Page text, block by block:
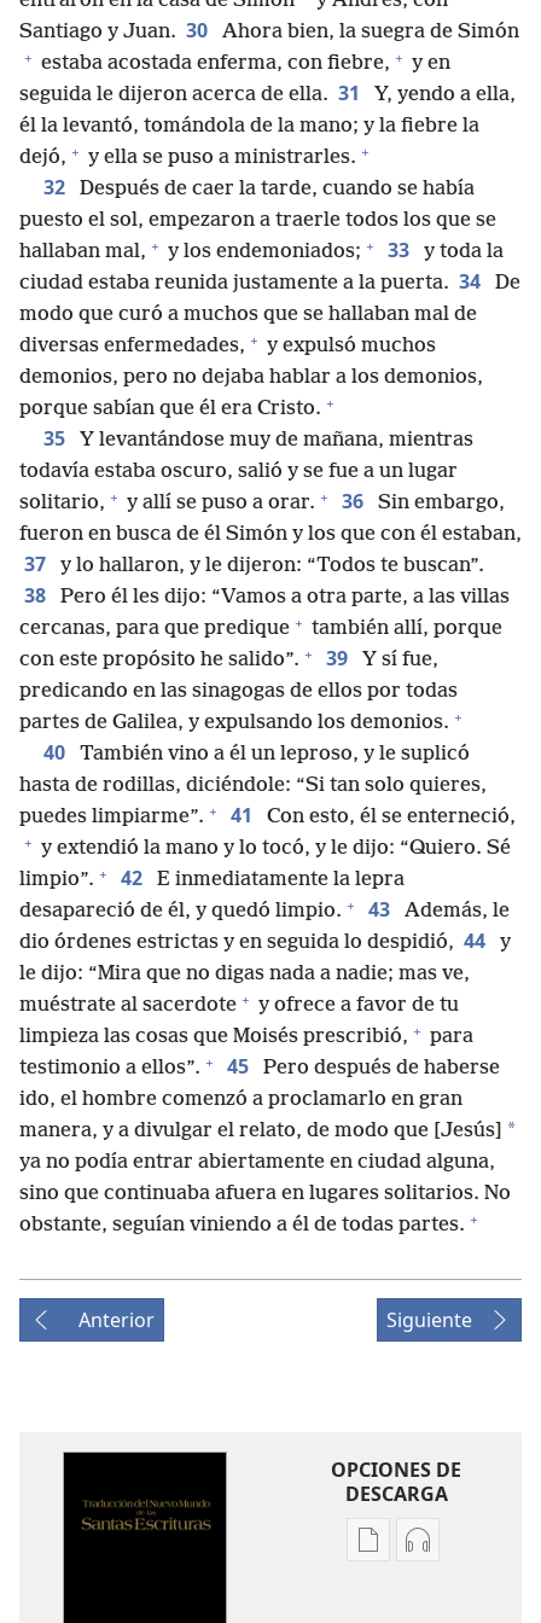
Santiago y Juan. 30 Ahora bien, la suegra de Simón
+ estaba acostada enferma, con fiebre, + y en
seguida le dijeron acerca de ella. 31
Y, yendo a ella,
él la levantó, tomándola de la mano; y la fiebre la
dejó, + y ella se puso a ministrarles. +
32
Después de caer la tarde, cuando se había
puesto el sol, empezaron a traerle todos los que se
hallaban mal, + y los endemoniados; + 33
y toda la
ciudad estaba reunida justamente a la puerta. 34
De
modo que curó a muchos que se hallaban mal de
diversas enfermedades, + y expulsó muchos
demonios, pero no dejaba hablar a los demonios,
porque sabían que él era Cristo. +
35
Y levantándose muy de mañana, mientras
todavía estaba oscuro, salió y se fue a un lugar
solitario, + y allí se puso a orar. + 36
Sin embargo,
fueron en busca de él Simón y los que con él estaban,
37 y lo hallaron, y le dijeron: “Todos te buscan”.
38
Pero él les dijo: “Vamos a otra parte, a las villas
cercanas, para que predique + también allí, porque
con este propósito he salido”. + 39
Y sí fue,
predicando en las sinagogas de ellos por todas
partes de Galilea, y expulsando los demonios. +
40
También vino a él un leproso, y le suplicó
hasta de rodillas, diciéndole: “Si tan solo quieres,
puedes limpiarme”. + 41 Con esto, él se enterneció,
+ y extendió la mano y lo tocó, y le dijo: “Quiero. Sé
limpio”. + 42
E inmediatamente la lepra
desapareció de él, y quedó limpio. + 43
Además, le
dio órdenes estrictas y en seguida lo despidió, 44
y
le dijo: “Mira que no digas nada a nadie; mas ve,
muéstrate al sacerdote + y ofrece a favor de tu
limpieza las cosas que Moisés prescribió, + para
testimonio a ellos”. + 45
Pero después de haberse
ido, el hombre comenzó a proclamarlo en gran
manera, y a divulgar el relato, de modo que [Jesús] *
ya no podía entrar abiertamente en ciudad alguna,
sino que continuaba afuera en lugares solitarios. No
obstante, seguían viniendo a él de todas partes. +
Anterior Siguiente
OPCIONES DE
DESCARGA
OpcionesOpciones